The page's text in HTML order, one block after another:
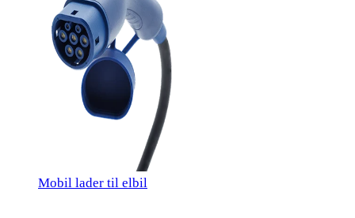
Mobil lader til elbil